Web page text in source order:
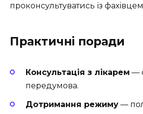
проконсультуватись із
Практичні поради
Консультація з лікарем —
передумова.
Дотримання режиму —